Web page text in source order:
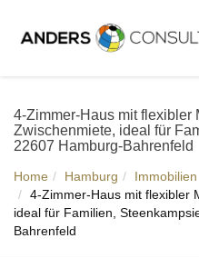
4-Zimmer-Haus mit flexibler
Zwischenmiete, ideal für
22607 Hamburg-Bahrenfeld
Home Hamburg
Immobilien
4-Zimmer-Haus mit flexibler
ideal für Familien,
Bahrenfeld